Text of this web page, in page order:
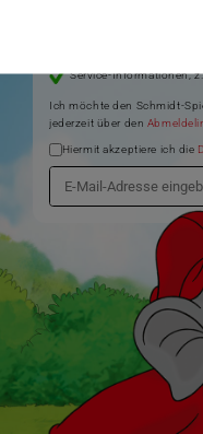
Produktneuheiten und
Service-Informationen,
Ich möchte den Schmidt-
jederzeit über den
Hiermit akzeptiere ich die